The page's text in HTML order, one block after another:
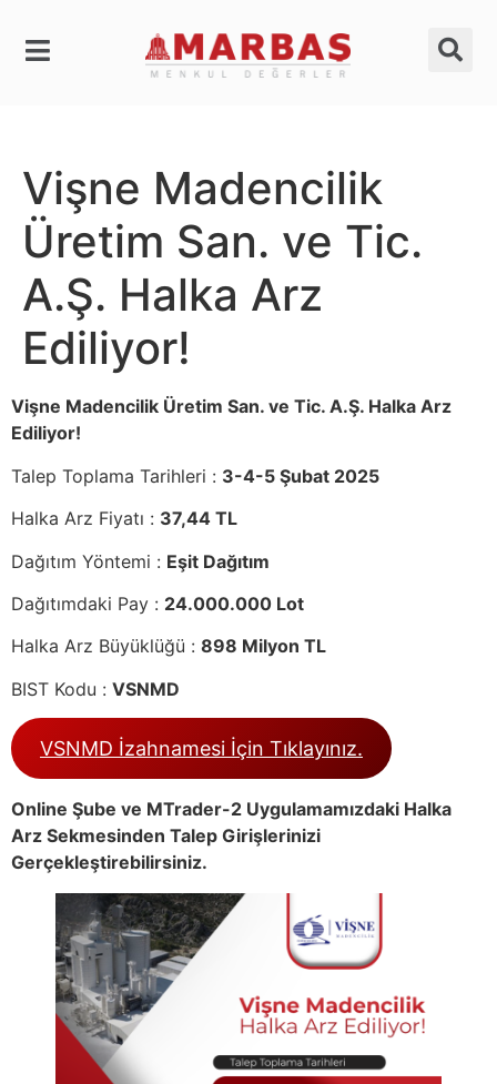
Vişne Madencilik
Üretim San. ve Tic.
A.Ş. Halka Arz
Ediliyor!
Vişne Madencilik Üretim San. ve Tic. A.Ş. Halka Arz
Ediliyor!
Talep Toplama Tarihleri : 3-4-5 Şubat 2025
Halka Arz Fiyatı : 37,44 TL
Dağıtım Yöntemi : Eşit Dağıtım
Dağıtımdaki Pay : 24.000.000 Lot
Halka Arz Büyüklüğü : 898 Milyon TL
BIST Kodu : VSNMD
VSNMD İzahnamesi İçin Tıklayınız.
Online Şube ve MTrader-2 Uygulamamızdaki Halka
Arz Sekmesinden Talep Girişlerinizi
Gerçekleştirebilirsiniz.